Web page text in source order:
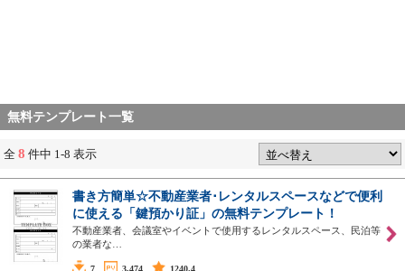
無料テンプレート一覧
全 8 件中 1-8 表示
書き方簡単☆不動産業者･レンタルスペースなどで便利
に使える「鍵預かり証」の無料テンプレート！
不動産業者、会議室やイベントで使用するレンタルスペース、民泊等
の業者な…
7 3,474 1240.4